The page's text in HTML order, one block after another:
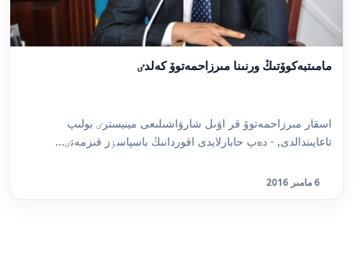
مامىتبەكوۆتىڭ ورنىنا مىرزاحمەتوۆ كەلدٸ
اسقار مىرزاحمەتوۆ قر اۋىل شارۋاشىلىعى مينيسترٸ بولىپ
تاعايىندالدى, - دەپ حابارلايدى اقوردانىڭ باسپاسٶز قىزمەتٸ...
6 مامىر 2016